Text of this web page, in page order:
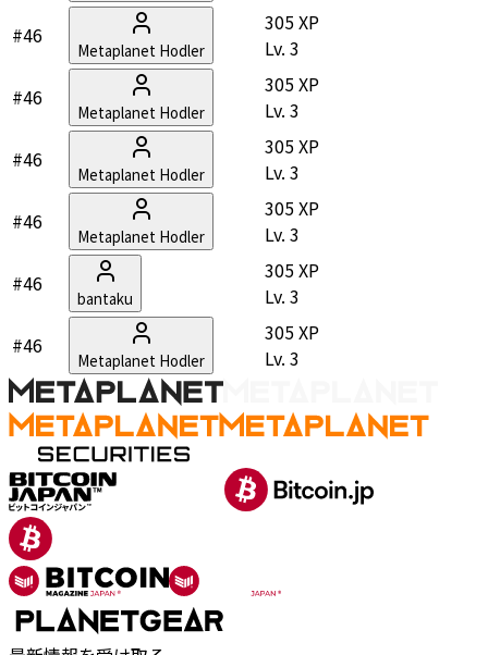
#46
Metaplanet Hodler
305 XP
Lv. 3
#46
Metaplanet Hodler
305 XP
Lv. 3
#46
Metaplanet Hodler
305 XP
Lv. 3
#46
Metaplanet Hodler
305 XP
Lv. 3
#46
bantaku
305 XP
Lv. 3
#46
Metaplanet Hodler
305 XP
Lv. 3